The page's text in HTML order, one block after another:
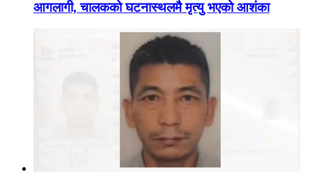
आगलागी, चालकको घटनास्थलमै मृत्यु भएको आशंका